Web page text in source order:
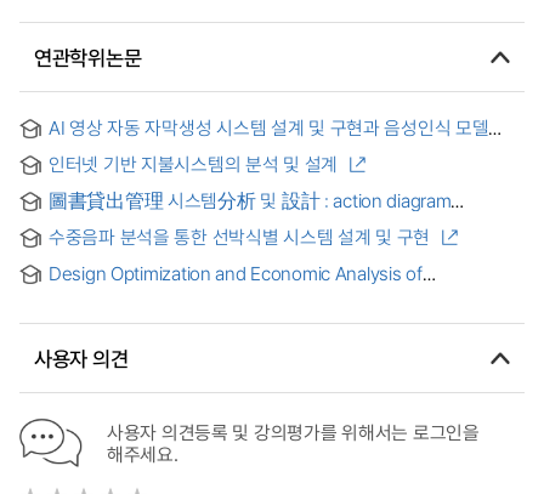
연관학위논문
AI 영상 자동 자막생성 시스템 설계 및 구현과 음성인식 모델
분석 연구
인터넷 기반 지불시스템의 분석 및 설계
圖書貸出管理 시스템分析 및 設計 : action diagram
設計技法을 中心으로
수중음파 분석을 통한 선박식별 시스템 설계 및 구현
Design Optimization and Economic Analysis of
Perceptron = AI 기반 다층 퍼셉트론을 이용한 삼중열병합
사용자 의견
사용자 의견등록 및 강의평가를 위해서는 로그인을
해주세요.